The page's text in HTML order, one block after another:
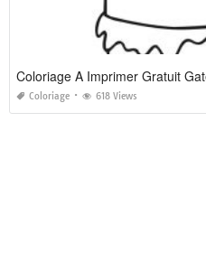
Coloriage A Imprimer Gratuit
Coloriage 618 Views